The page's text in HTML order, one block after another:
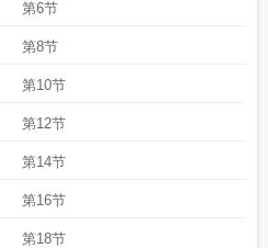
第6节
第8节
第10节
第12节
第14节
第16节
第18节